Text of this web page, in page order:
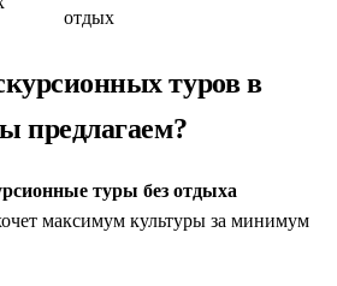
отдых
туров в
предлагаем?
туры без отдыха
максимум культуры за минимум